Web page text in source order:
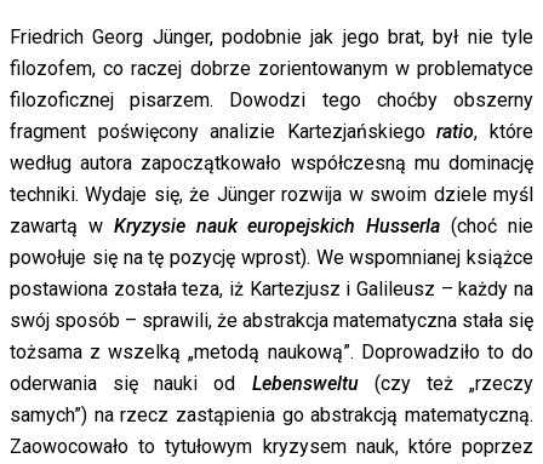
Friedrich Georg Jünger, podobnie jak jego brat, był nie tyle
filozofem, co raczej dobrze zorientowanym w problematyce
filozoficznej pisarzem. Dowodzi tego choćby obszerny
fragment poświęcony analizie Kartezjańskiegoratio, które
według autora zapoczątkowało współczesną mu dominację
techniki. Wydaje się, że Jünger rozwija w swoim dziele myśl
zawartą w Kryzysie nauk europejskich Husserla (choć nie
powołuje się na tę pozycję wprost). We wspomnianej książce
postawiona została teza, iż Kartezjusz i Galileusz – każdy na
swój sposób – sprawili, że abstrakcja matematyczna stała się
tożsama z wszelką „metodą naukową”. Doprowadziło to do
oderwania się nauki od Lebensweltu(czy też „rzeczy
samych”) na rzecz zastąpienia go abstrakcją matematyczną.
Zaowocowało to tytułowym kryzysem nauk, które poprzez